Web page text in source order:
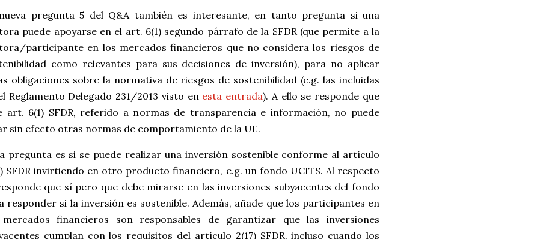
pregunta 5 del Q&A también es interesante, en tanto pregunta si una
puede apoyarse en el art. 6(1) segundo párrafo de la SFDR (que permite a la
participante en los mercados financieros que no considera los riesgos de
como relevantes para sus decisiones de inversión), para no aplicar
obligaciones sobre la normativa de riesgos de sostenibilidad (e.g. las incluidas
Reglamento Delegado 231/2013 visto en esta entrada). A ello se responde que
art. 6(1) SFDR, referido a normas de transparencia e información, no puede
sin efecto otras normas de comportamiento de la UE.
pregunta es si se puede realizar una inversión sostenible conforme al artículo
SFDR invirtiendo en otro producto financiero, e.g. un fondo UCITS. Al respecto
que sí pero que debe mirarse en las inversiones subyacentes del fondo
responder si la inversión es sostenible. Además, añade que los participantes en
financieros son responsables de garantizar que las inversiones
cumplan con los requisitos del artículo 2(17) SFDR, incluso cuando los